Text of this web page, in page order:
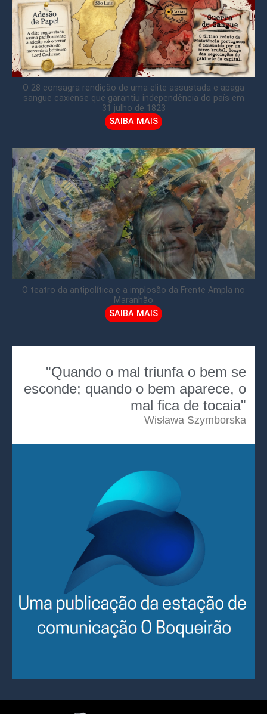
O 28 consagra rendição de uma elite assustada e apaga
sangue caxiense que garantiu independência do país em
31 julho de 1823
SAIBA MAIS
O teatro da antipolítica e a implosão da Frente Ampla no
Maranhão
SAIBA MAIS
"Quando o mal triunfa o bem se
esconde; quando o bem aparece, o
mal fica de tocaia"
Wisława Szymborska